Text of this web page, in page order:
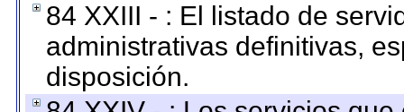
84 XXIII - : El listado de
administrativas definitivas,
disposición.